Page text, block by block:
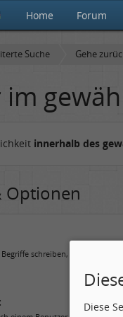
Home Forum
Suche Gehe
im
innerhalb des
Optionen
schreiben, nach denen
Diese